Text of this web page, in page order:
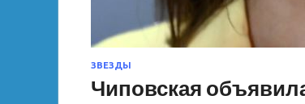
ЗВЕЗДЫ
Чиповская